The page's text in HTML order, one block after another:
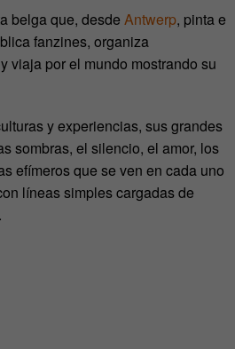
belga que, desde Antwerp, pinta e
fanzines, organiza
viaja por el mundo mostrando su
y experiencias, sus grandes
sombras, el silencio, el amor, los
efímeros que se ven en cada uno
líneas simples cargadas de